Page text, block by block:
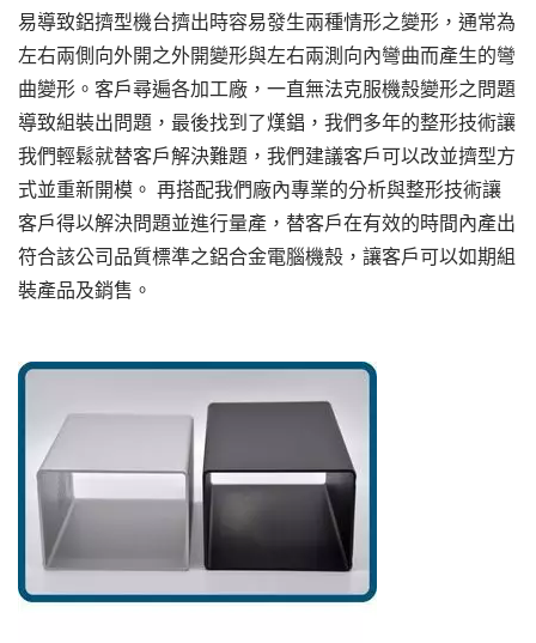
易導致鋁擠型機台擠出時容易發生兩種情形之變形，通常為
左右兩側向外開之外開變形與左右兩測向內彎曲而產生的彎
曲變形。客戶尋遍各加工廠，一直無法克服機殼變形之問題
導致組裝出問題，最後找到了熯錩，我們多年的整形技術讓
我們輕鬆就替客戶解決難題，我們建議客戶可以改並擠型方
式並重新開模。 再搭配我們廠內專業的分析與整形技術讓
客戶得以解決問題並進行量產，替客戶在有效的時間內產出
符合該公司品質標準之鋁合金電腦機殼，讓客戶可以如期組
裝產品及銷售。